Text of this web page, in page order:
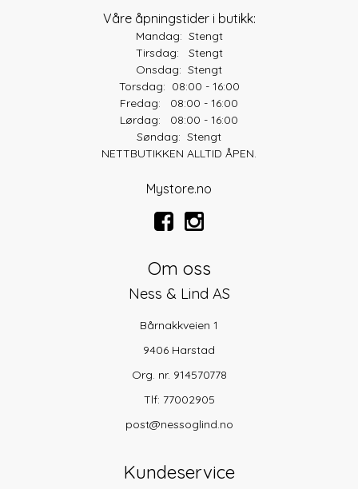
Våre åpningstider i butikk:
Mandag: Stengt
Tirsdag: Stengt
Onsdag: Stengt
Torsdag: 08:00 - 16:00
Fredag: 08:00 - 16:00
Lørdag: 08:00 - 16:00
Søndag: Stengt
NETTBUTIKKEN ALLTID ÅPEN.
Mystore.no
Om oss
Ness & Lind AS
Bårnakkveien 1
9406 Harstad
Org. nr. 914570778
Tlf: 77002905
post@nessoglind.no
Kundeservice